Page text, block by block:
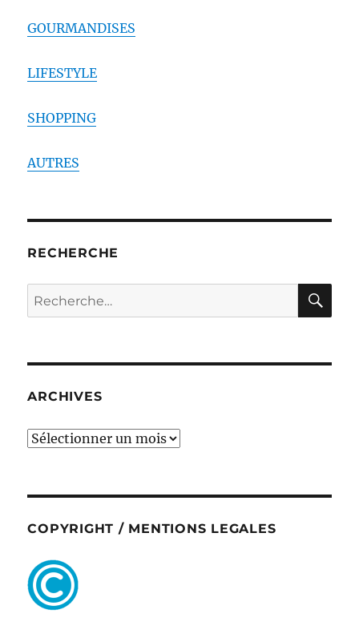
GOURMANDISES
LIFESTYLE
SHOPPING
AUTRES
RECHERCHE
Recherche
pour :
ARCHIVES
ARCHIVES
COPYRIGHT / MENTIONS LEGALES